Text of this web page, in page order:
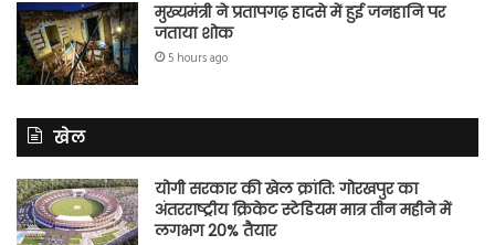
मुख्यमंत्री ने प्रतापगढ़ हादसे में हुई जनहानि पर
जताया शोक
5 hours ago
खेल
योगी सरकार की खेल क्रांति: गोरखपुर का
अंतरराष्ट्रीय क्रिकेट स्टेडियम मात्र तीन महीने में
लगभग 20% तैयार